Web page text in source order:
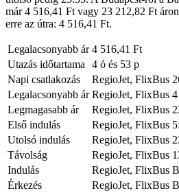
már 4 516,41 Ft vagy 23 212,82 Ft
erre az útra: 4 516,41 Ft.
Legalacsonyabb ár 4 516,41 Ft
Utazás időtartama
4 ó és 53 p
Napi csatlakozás
RegioJet, FlixBus
Legalacsonyabb ár RegioJet, FlixBus
Legmagasabb ár
RegioJet, FlixBus
Első indulás
RegioJet, FlixBus
Utolsó indulás
RegioJet, FlixBus
Távolság
RegioJet, FlixBus
Indulás
RegioJet, FlixBus
Érkezés
RegioJet, FlixBus